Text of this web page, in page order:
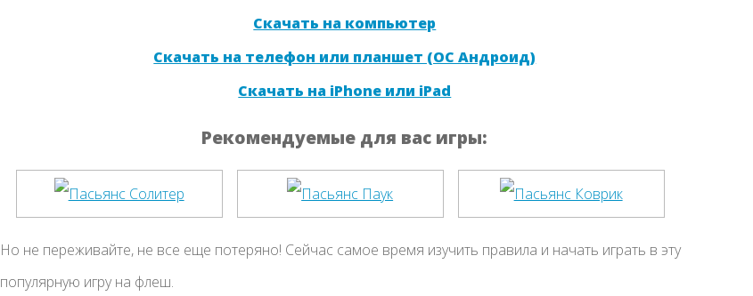
Скачать на компьютер
Скачать на телефон или планшет (ОС Андроид)
Скачать на iPhone или iPad
Рекомендуемые для вас игры:
Но не переживайте, не все еще потеряно! Сейчас самое время изучить правила и начать играть в эту
популярную игру на флеш.